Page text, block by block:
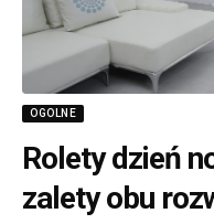
OGOLNE
Rolety dzień
zalety obu